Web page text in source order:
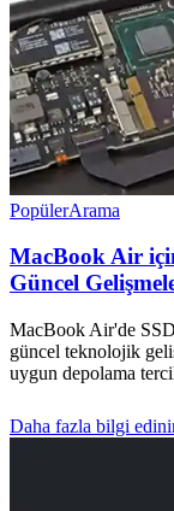
PopülerArama
MacBook Air
Güncel
MacBook Air'de SSD
güncel teknolojik
uygun depolama
Daha fazla bilgi